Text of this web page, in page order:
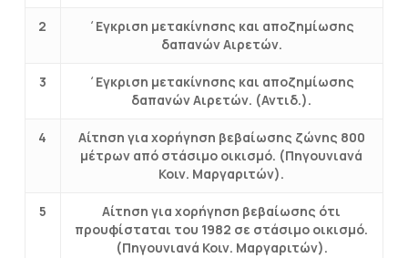
2
΄Εγκριση μετακίνησης και αποζημίωσης
δαπανών Αιρετών.
3
΄Εγκριση μετακίνησης και αποζημίωσης
δαπανών Αιρετών. (Αντιδ.).
4
Αίτηση για χορήγηση βεβαίωσης ζώνης 800
μέτρων από στάσιμο οικισμό. (Πηγουνιανά
Κοιν. Μαργαριτών).
5
Αίτηση για χορήγηση βεβαίωσης ότι
προυφίσταται του 1982 σε στάσιμο οικισμό.
(Πηγουνιανά Κοιν. Μαργαριτών).